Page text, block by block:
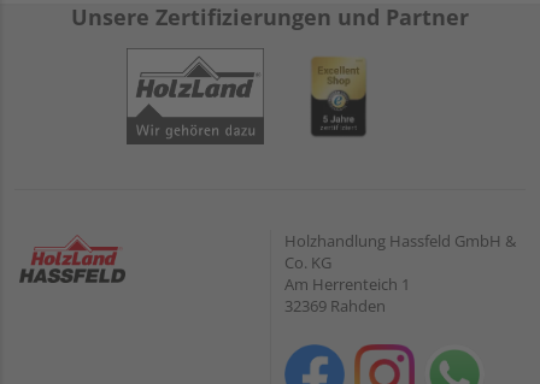
Unsere Zertifizierungen und Partner
Holzhandlung Hassfeld GmbH &
Co. KG
Am Herrenteich 1
32369 Rahden